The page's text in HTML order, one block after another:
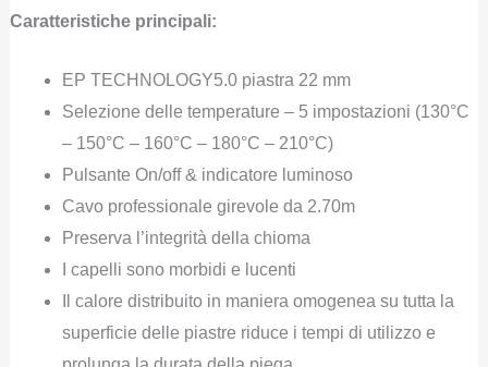
Caratteristiche principali:
EP TECHNOLOGY5.0 piastra 22 mm
Selezione delle temperature – 5 impostazioni (130°C
– 150°C – 160°C – 180°C – 210°C)
Pulsante On/off & indicatore luminoso
Cavo professionale girevole da 2.70m
Preserva l’integrità della chioma
I capelli sono morbidi e lucenti
Il calore distribuito in maniera omogenea su tutta la
superficie delle piastre riduce i tempi di utilizzo e